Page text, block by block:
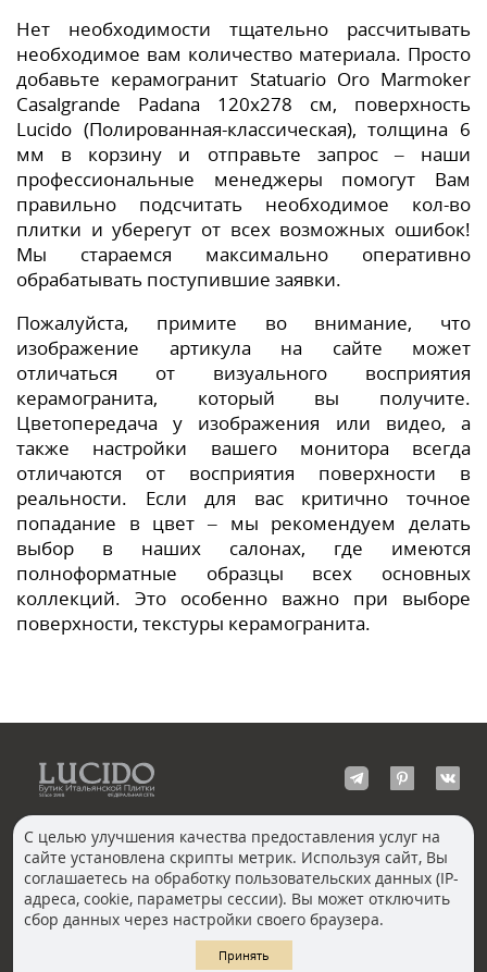
Нет необходимости тщательно рассчитывать
необходимое вам количество материала. Просто
добавьте керамогранит Statuario Oro Marmoker
Casalgrande Padana 120x278 см, поверхность
Lucido (Полированная-классическая), толщина 6
мм в корзину и отправьте запрос – наши
профессиональные менеджеры помогут Вам
правильно подсчитать необходимое кол-во
плитки и уберегут от всех возможных ошибок!
Мы стараемся максимально оперативно
обрабатывать поступившие заявки.
Пожалуйста, примите во внимание, что
изображение артикула на сайте может
отличаться от визуального восприятия
керамогранита, который вы получите.
Цветопередача у изображения или видео, а
также настройки вашего монитора всегда
отличаются от восприятия поверхности в
реальности. Если для вас критично точное
попадание в цвет – мы рекомендуем делать
выбор в наших салонах, где имеются
полноформатные образцы всех основных
коллекций. Это особенно важно при выборе
поверхности, текстуры керамогранита.
КОНТАКТЫ
Москва, Пречистенка
Волгоград
Екатеринбург
Казань
Новосибирск
Санкт-Петербург
С целью улучшения качества предоставления услуг на
сайте установлена скрипты метрик. Используя сайт, Вы
соглашаетесь на обработку пользовательских данных (IP-
адреса, cookie, параметры сессии). Вы может отключить
сбор данных через настройки своего браузера.
Принять